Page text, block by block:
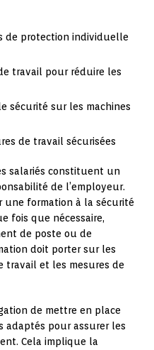
de protection individuelle
travail pour réduire les
sécurité sur les machines
de travail sécurisées
salariés constituent un
de l’employeur.
une formation à la sécurité
fois que nécessaire,
de poste ou de
doit porter sur les
travail et les mesures de
de mettre en place
adaptés pour assurer les
Cela implique la